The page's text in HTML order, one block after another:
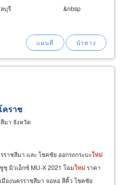
ต้องค้ำ ชลบุรี &nbsp
คราช
มา จังหวัด
าชสีมา และ โชคชัย ออกรถกระบะใหม่
ซุ มิวเอ็กซ์ MU-X 2021 โฉมใหม่ ราคา
องนครราชสีมา จอหอ สีคิ้ว โชคชัย